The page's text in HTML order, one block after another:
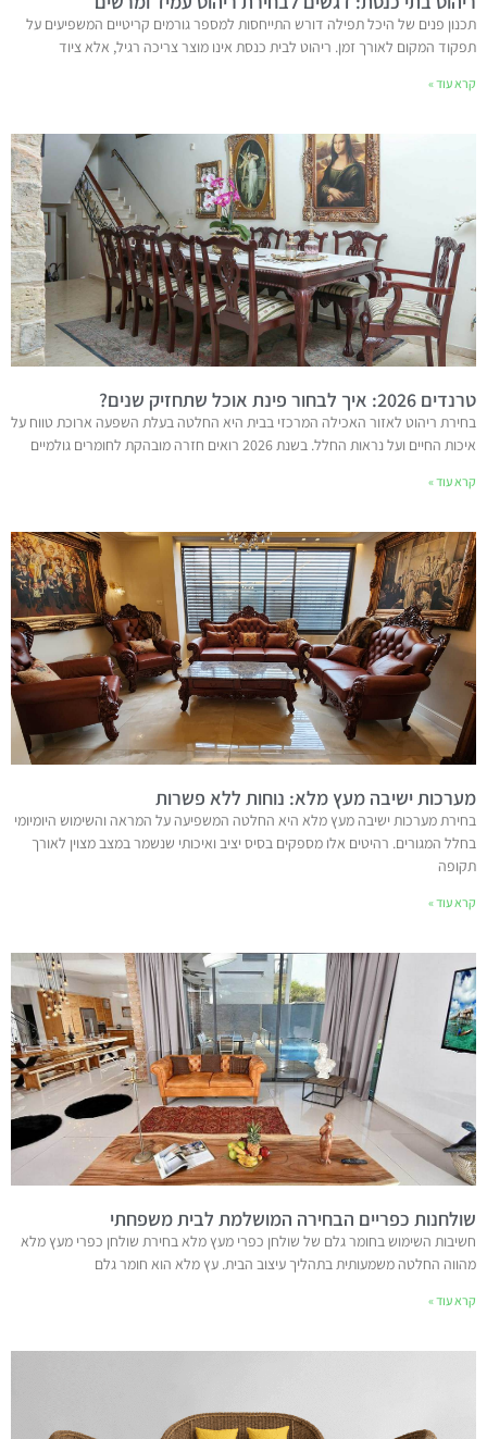
תכנון פנים של היכל תפילה דורש התייחסות למספר גורמים קריטיים המשפיעים על
תפקוד המקום לאורך זמן. ריהוט לבית כנסת אינו מוצר צריכה רגיל, אלא ציוד
קרא עוד »
טרנדים 2026: איך לבחור פינת אוכל שתחזיק שנים?
בחירת ריהוט לאזור האכילה המרכזי בבית היא החלטה בעלת השפעה ארוכת טווח על
איכות החיים ועל נראות החלל. בשנת 2026 רואים חזרה מובהקת לחומרים גולמיים
קרא עוד »
מערכות ישיבה מעץ מלא: נוחות ללא פשרות
בחירת מערכות ישיבה מעץ מלא היא החלטה המשפיעה על המראה והשימוש היומיומי
בחלל המגורים. רהיטים אלו מספקים בסיס יציב ואיכותי שנשמר במצב מצוין לאורך
תקופה
קרא עוד »
שולחנות כפריים הבחירה המושלמת לבית משפחתי
חשיבות השימוש בחומר גלם של שולחן כפרי מעץ מלא בחירת שולחן כפרי מעץ מלא
מהווה החלטה משמעותית בתהליך עיצוב הבית. עץ מלא הוא חומר גלם
קרא עוד »